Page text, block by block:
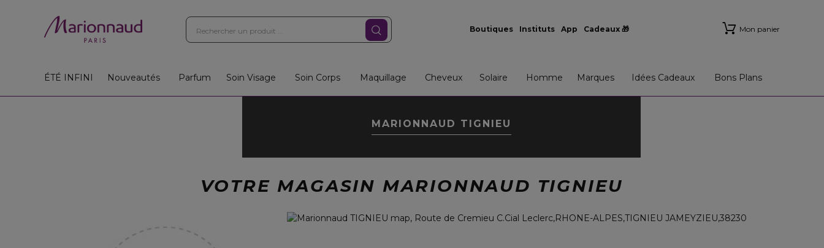
Boutiques Instituts App Cadeaux 🎁 Mon panier
ÉTÉ INFINI Nouveautés Parfum Soin Visage Soin Corps Maquillage Cheveux Solaire Homme Marques Idées Cadeaux Bons Plans
MARIONNAUD TIGNIEU
VOTRE MAGASIN MARIONNAUD TIGNIEU